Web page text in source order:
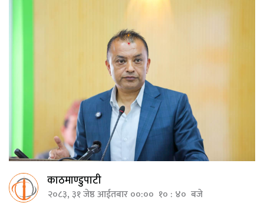
काठमाण्डुपाटी
२०८३, ३१ जेष्ठ आईतबार ००:०० १० : ४० बजे